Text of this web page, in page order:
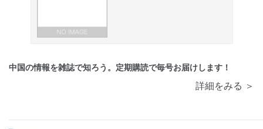
中国の情報を雑誌で知ろう。定期購読で毎号お届けします！
詳細をみる ＞